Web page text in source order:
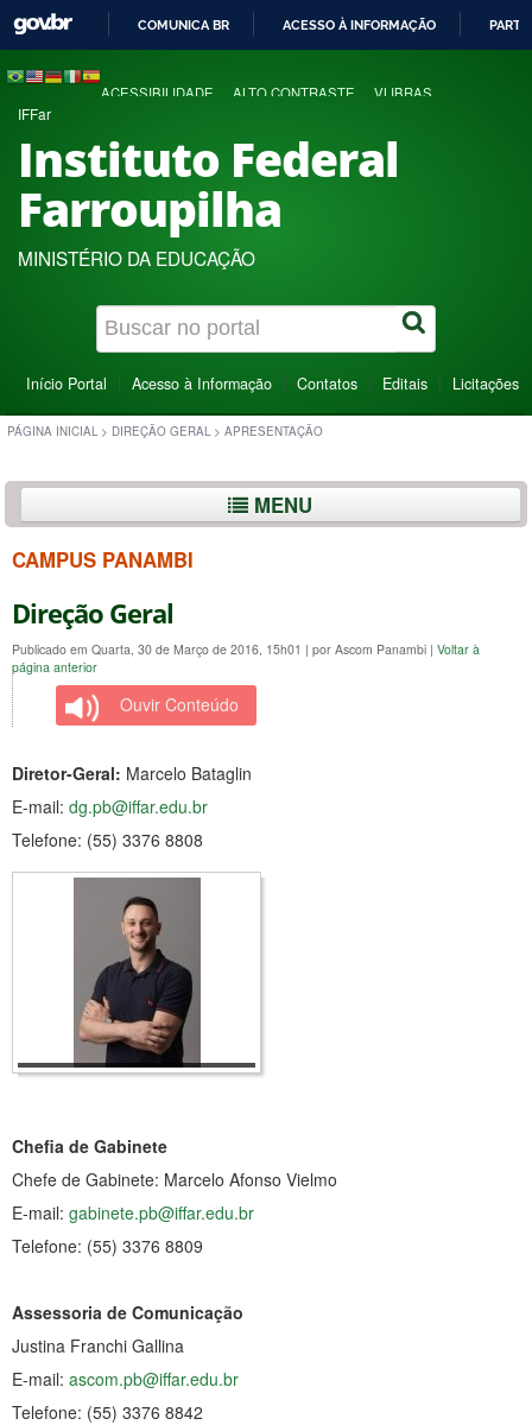
COMUNICA BR ACESSO À INFORMAÇÃO
ACESSIBILIDADE ALTO CONTRASTE VLIBRAS
IFFar
Instituto Federal
Farroupilha
MINISTÉRIO DA EDUCAÇÃO
Início Portal Acesso à Informação Contatos Editais Licitações
PÁGINA INICIAL > DIREÇÃO GERAL > APRESENTAÇÃO
MENU
CAMPUS PANAMBI
Direção Geral
Publicado em Quarta, 30 de Março de 2016, 15h01 | por Ascom Panambi | Voltar à
página anterior
Ouvir Conteúdo
Diretor-Geral: Marcelo Bataglin
E-mail: dg.pb@iffar.edu.br
Telefone: (55) 3376 8808
Chefia de Gabinete
Chefe de Gabinete: Marcelo Afonso Vielmo
E-mail: gabinete.pb@iffar.edu.br
Telefone: (55) 3376 8809
Assessoria de Comunicação
Justina Franchi Gallina
E-mail: ascom.pb@iffar.edu.br
Telefone: (55) 3376 8842